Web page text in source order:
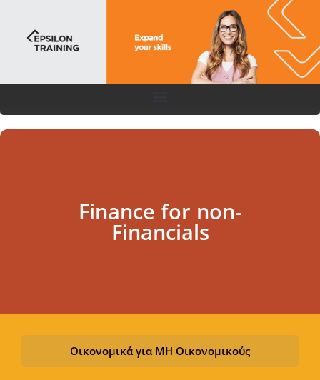
Finance for non-
Financials
Οικονομικά για ΜΗ Οικονομικούς